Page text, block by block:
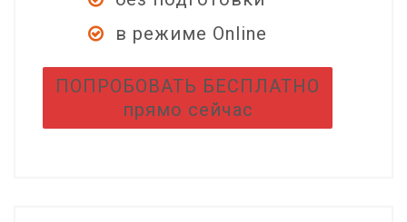
в режиме Online
ПОПРОБОВАТЬ БЕСПЛАТНО
прямо сейчас